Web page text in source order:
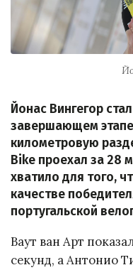
Йонас Вингегор
завершающем
километровую
Bike проехал за 28
хватило для того,
качестве
португальской
Ваут ван Арт
секунд, а Антонио